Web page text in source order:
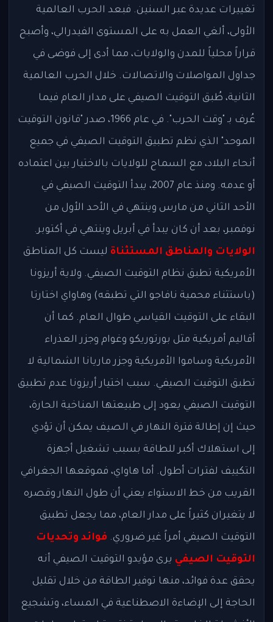
تغييرات عديدة عبر السنين. فبعد الحرب العالمية
الأولى، ألغي العمل به على المستوى الفيدرالي، وأصبح
قراراً محلياً للمدن والولايات، مما أدى إلى فوضى في
جداول المواصلات والاتصالات. خلال الحرب العالمية
الثانية، طُبق التوقيت الصيفي على مدار العام فيما
عُرف بـ "وقت الحرب". في عام 1966، صدر "قانون التوقيت
الموحد" الذي نظم تطبيق التوقيت الصيفي في جميع
أنحاء البلاد، مع السماح للولايات بالاختيار بين اعتماده
أو عدمه. ومنذ عام 2007، يبدأ التوقيت الصيفي في
الأحد الثاني من مارس وينتهي في الأحد الأول من
نوفمبر، بعد أن كان يبدأ في أبريل وينتهي في أكتوبر.
الولايات والمناطق المستثناة ليست كل المناطق
الأمريكية تطبق نظام التوقيت الصيفي. ولاية أريزونا
(باستثناء محمية نافاجو التي تطبقه) وهاواي اختارتا
البقاء على التوقيت القياسي طوال العام. كما أن
أقاليم أمريكية مثل بورتوريكو وغوام وجزر العذراء
الأمريكية وساموا الأمريكية وجزر ماريانا الشمالية لا
تطبق التوقيت الصيفي. سبب اختيار أريزونا عدم تطبيق
التوقيت الصيفي يعود إلى طبيعتها المناخية الحارة،
حيث إن إطالة فترة النهار في الصيف يمكن أن تؤدي
إلى استهلاك أكبر للطاقة بسبب تشغيل أجهزة
التكييف لفترات أطول. أما هاواي، فموقعها الجغرافي
القريب من خط الاستواء يعني أن طول النهار وقصره
لا يتغيران كثيراً على مدار العام، مما يجعل تطبيق
التوقيت الصيفي أمراً غير ضروري. فوائد وتحديات
التوقيت الصيفي يرى مؤيدو التوقيت الصيفي أنه
يحقق عدة فوائد، منها توفير الطاقة من خلال تقليل
الحاجة إلى الإضاءة الاصطناعية في المساء، وتشجيع